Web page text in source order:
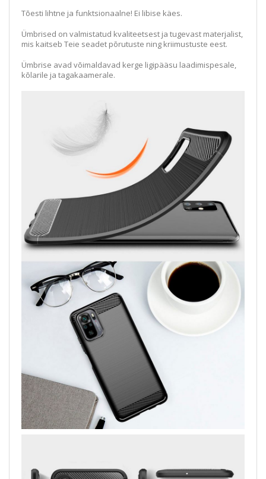
Tõesti lihtne ja funktsionaalne! Ei libise käes.
Ümbrised on valmistatud kvaliteetsest ja tugevast materjalist,
mis kaitseb Teie seadet põrutuste ning kriimustuste eest.
Ümbrise avad võimaldavad kerge ligipääsu laadimispesale,
kõlarile ja tagakaamerale.